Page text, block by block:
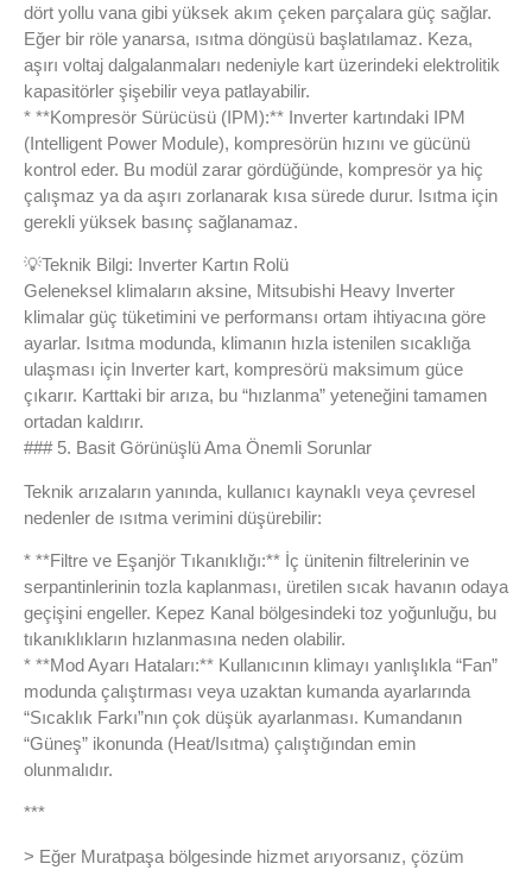
dört yollu vana gibi yüksek akım çeken parçalara güç sağlar.
Eğer bir röle yanarsa, ısıtma döngüsü başlatılamaz. Keza,
aşırı voltaj dalgalanmaları nedeniyle kart üzerindeki elektrolitik
kapasitörler şişebilir veya patlayabilir.
* **Kompresör Sürücüsü (IPM):** Inverter kartındaki IPM
(Intelligent Power Module), kompresörün hızını ve gücünü
kontrol eder. Bu modül zarar gördüğünde, kompresör ya hiç
çalışmaz ya da aşırı zorlanarak kısa sürede durur. Isıtma için
gerekli yüksek basınç sağlanamaz.
💡Teknik Bilgi: Inverter Kartın Rolü
Geleneksel klimaların aksine, Mitsubishi Heavy Inverter
klimalar güç tüketimini ve performansı ortam ihtiyacına göre
ayarlar. Isıtma modunda, klimanın hızla istenilen sıcaklığa
ulaşması için Inverter kart, kompresörü maksimum güce
çıkarır. Karttaki bir arıza, bu “hızlanma” yeteneğini tamamen
ortadan kaldırır.
### 5. Basit Görünüşlü Ama Önemli Sorunlar
Teknik arızaların yanında, kullanıcı kaynaklı veya çevresel
nedenler de ısıtma verimini düşürebilir:
* **Filtre ve Eşanjör Tıkanıklığı:** İç ünitenin filtrelerinin ve
serpantinlerinin tozla kaplanması, üretilen sıcak havanın odaya
geçişini engeller. Kepez Kanal bölgesindeki toz yoğunluğu, bu
tıkanıklıkların hızlanmasına neden olabilir.
* **Mod Ayarı Hataları:** Kullanıcının klimayı yanlışlıkla “Fan”
modunda çalıştırması veya uzaktan kumanda ayarlarında
“Sıcaklık Farkı”nın çok düşük ayarlanması. Kumandanın
“Güneş” ikonunda (Heat/Isıtma) çalıştığından emin
olunmalıdır.
***
> Eğer Muratpaşa bölgesinde hizmet arıyorsanız, çözüm